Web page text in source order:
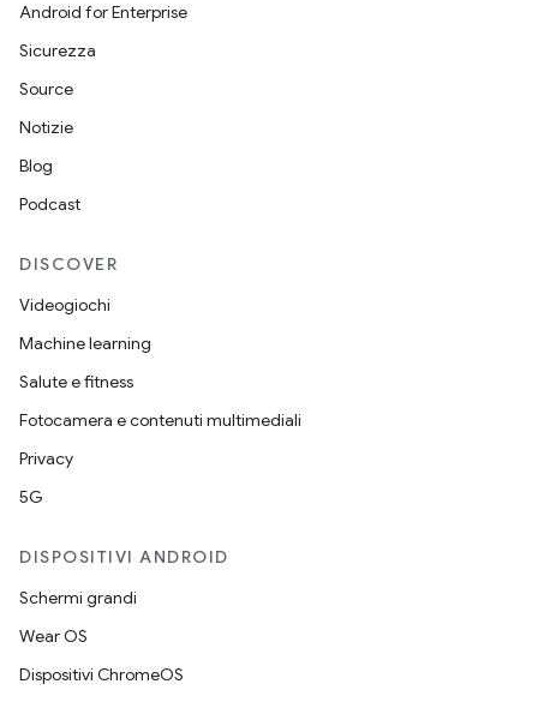
Android for Enterprise
Sicurezza
Source
Notizie
Blog
Podcast
DISCOVER
Videogiochi
Machine learning
Salute e fitness
Fotocamera e contenuti multimediali
Privacy
5G
DISPOSITIVI ANDROID
Schermi grandi
Wear OS
Dispositivi ChromeOS